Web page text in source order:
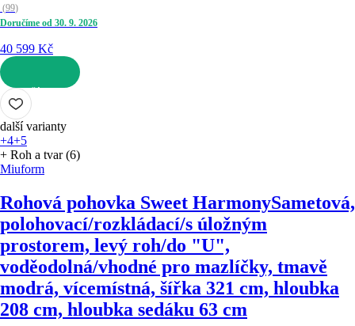
(99)
Doručíme od 30. 9. 2026
40 599 Kč
DO KOŠÍKU
další varianty
+4+5
+ Roh a tvar (6)
Miuform
Rohová pohovka Sweet HarmonySametová,
polohovací/rozkládací/s úložným
prostorem, levý roh/do "U",
voděodolná/vhodné pro mazlíčky, tmavě
modrá, vícemístná, šířka 321 cm, hloubka
208 cm, hloubka sedáku 63 cm